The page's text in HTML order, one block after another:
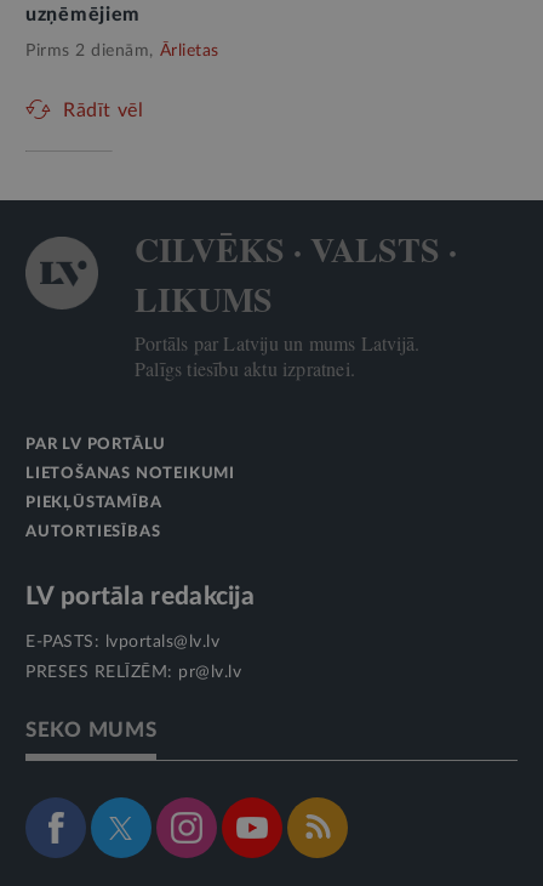
uzņēmējiem
Pirms 2 dienām, Ārlietas
Rādīt vēl
CILVĒKS · VALSTS ·
LIKUMS
Portāls par Latviju un mums Latvijā.
Palīgs tiesību aktu izpratnei.
PAR LV PORTĀLU
LIETOŠANAS NOTEIKUMI
PIEKĻŪSTAMĪBA
AUTORTIESĪBAS
LV portāla redakcija
E-PASTS:
lvportals@lv.lv
PRESES RELĪZĒM: pr@lv.lv
SEKO MUMS